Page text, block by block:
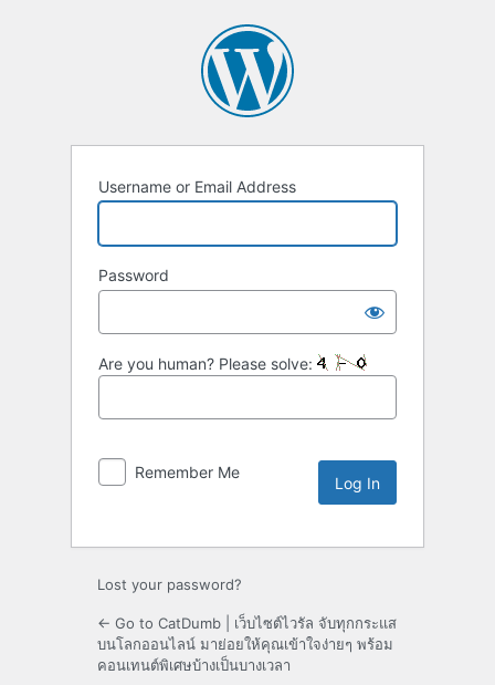
Username or Email Address
Password
Are you human? Please solve:
Remember Me
Lost your password?
← Go to CatDumb | เว็บไซต์ไวรัล จับทุกกระแส
บนโลกออนไลน์ มาย่อยให้คุณเข้าใจง่ายๆ พร้อม
คอนเทนต์พิเศษบ้างเป็นบางเวลา